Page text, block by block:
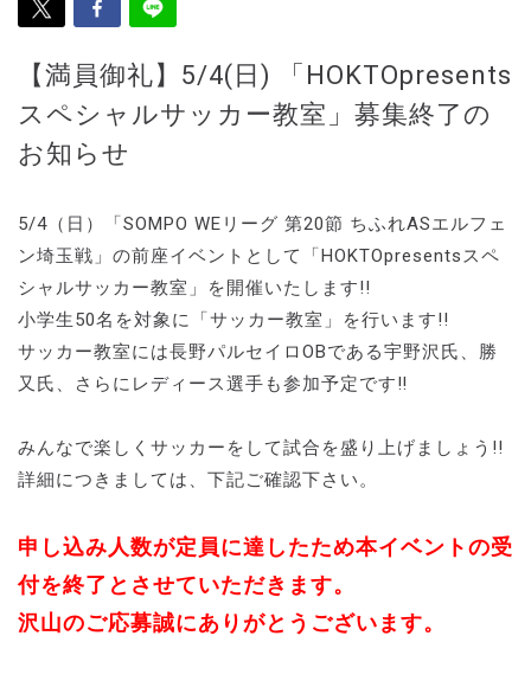
【満員御礼】5/4(日) 「HOKTOpresents
スペシャルサッカー教室」募集終了の
お知らせ
5/4（日）「SOMPO WEリーグ 第20節 ちふれASエルフェ
ン埼玉戦」の前座イベントとして「HOKTOpresentsスペ
シャルサッカー教室」を開催いたします!!
小学生50名を対象に「サッカー教室」を行います!!
サッカー教室には長野パルセイロOBである宇野沢氏、勝
又氏、さらにレディース選手も参加予定です‼
みんなで楽しくサッカーをして試合を盛り上げましょう!!
詳細につきましては、下記ご確認下さい。
申し込み人数が定員に達したため本イベントの受
付を終了とさせていただきます。
沢山のご応募誠にありがとうございます。